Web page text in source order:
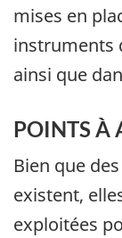
mises en
instruments
ainsi que
POINTS À
Bien que
existent,
exploitées